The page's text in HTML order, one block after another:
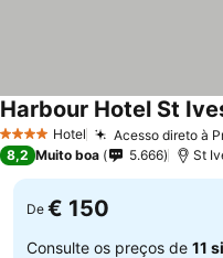
4 EstrelasHotel Acesso direto à
Harbour Hotel St
8,2 Muito boa 5.666 St
De € 150
Consulte os preços de 11